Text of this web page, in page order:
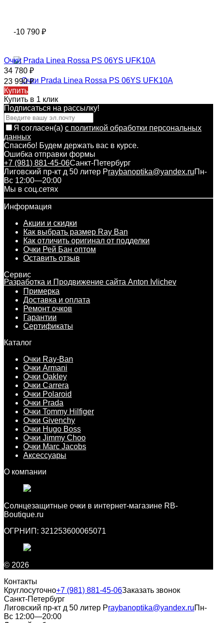
-10 790 ₽
Очки Prada Linea Rossa PS 06YS UFK10A
34 780 ₽
23 990₽
Купить
Купить в 1 клик
Подписаться на рассылкy!
Я согласен(a) с политикой обработки персональных
данных
Спасибо! Будем держать вас в курсе.
Ошибка отправки формы
+7 (981) 881-45-06Санкт-Петербург
Лиговский пр-кт д 50 литер Рraybanoptika@yandex.ruПн-
Вс 12:00—20:00
Мы в соц.сетях
Информация
Акции и скидки
Как выбрать размер Ray Ban
Как отличить оригинал от подделки
Очки Рей Бан оптом
Оставить отзыв
Разработка и Продвижение сайта Anton Ivlichev
Сервис
Примерка
Доставка и оплата
Ремонт очков
Гарантии
Сертификаты
Каталог
Очки Ray-Ban
Очки Armani
Очки Oakley
Очки Carrera
Очки Polaroid
Очки Prada
Очки Tommy Hilfiger
Очки Givenchy
Очки Hugo Boss
Очки Jimmy Choo
Очки Marc Jacobs
Аксессуары
О компании
Cолнцезащитные очки в интернет-магазине RB-
Boutique.ru
ОГРНИП: 321253600065071
© 2026
Контакты
Круглосуточно+7 (981) 881-45-06Заказать звонок
Санкт-Петербург
Лиговский пр-кт д 50 литер Рraybanoptika@yandex.ruПн-
Вс 12:00—20:00